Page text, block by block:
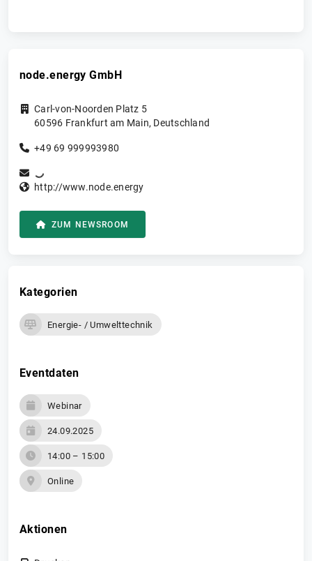
node.energy GmbH
Carl-von-Noorden Platz 5
60596 Frankfurt am Main, Deutschland
+49 69 999993980
http://www.node.energy
ZUM NEWSROOM
Kategorien
Energie- / Umwelttechnik
Eventdaten
Webinar
24.09.2025
14:00 – 15:00
Online
Aktionen